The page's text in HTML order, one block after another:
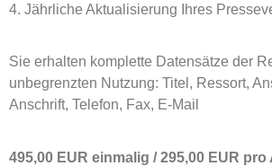
4. Jährliche Aktualisierung Ihres
Sie erhalten komplette Datensätze der
unbegrenzten Nutzung: Titel, Ressort,
Anschrift, Telefon, Fax, E-Mail
495,00 EUR einmalig / 295,00 EUR